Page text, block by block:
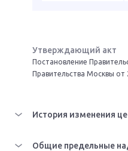
Утверждающий акт
Постановление
Правительства Москвы
История изменения
Общие предельные